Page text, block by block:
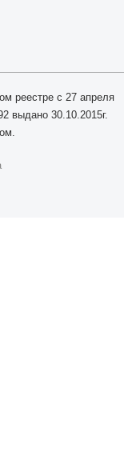
реестре с 27 апреля
выдано 30.10.2015г.